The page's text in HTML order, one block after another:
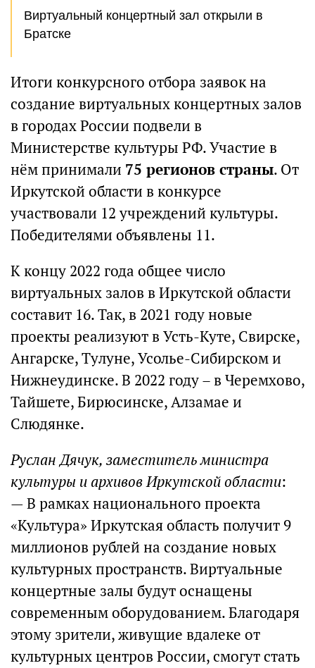
Виртуальный концертный зал открыли в
Братске
Итоги конкурсного отбора заявок на
создание виртуальных концертных залов
в городах России подвели в
Министерстве культуры РФ. Участие в
нём принимали 75 регионов страны. От
Иркутской области в конкурсе
участвовали 12 учреждений культуры.
Победителями объявлены 11.
К концу 2022 года общее число
виртуальных залов в Иркутской области
составит 16. Так, в 2021 году новые
проекты реализуют в Усть-Куте, Свирске,
Ангарске, Тулуне, Усолье-Сибирском и
Нижнеудинске. В 2022 году – в Черемхово,
Тайшете, Бирюсинске, Алзамае и
Слюдянке.
Руслан Дячук, заместитель министра
культуры и архивов Иркутской области:
— В рамках национального проекта
«Культура» Иркутская область получит 9
миллионов рублей на создание новых
культурных пространств. Виртуальные
концертные залы будут оснащены
современным оборудованием. Благодаря
этому зрители, живущие вдалеке от
культурных центров России, смогут стать